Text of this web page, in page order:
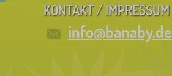
KONTAKT / IMPRESSUM
info@banaby.de